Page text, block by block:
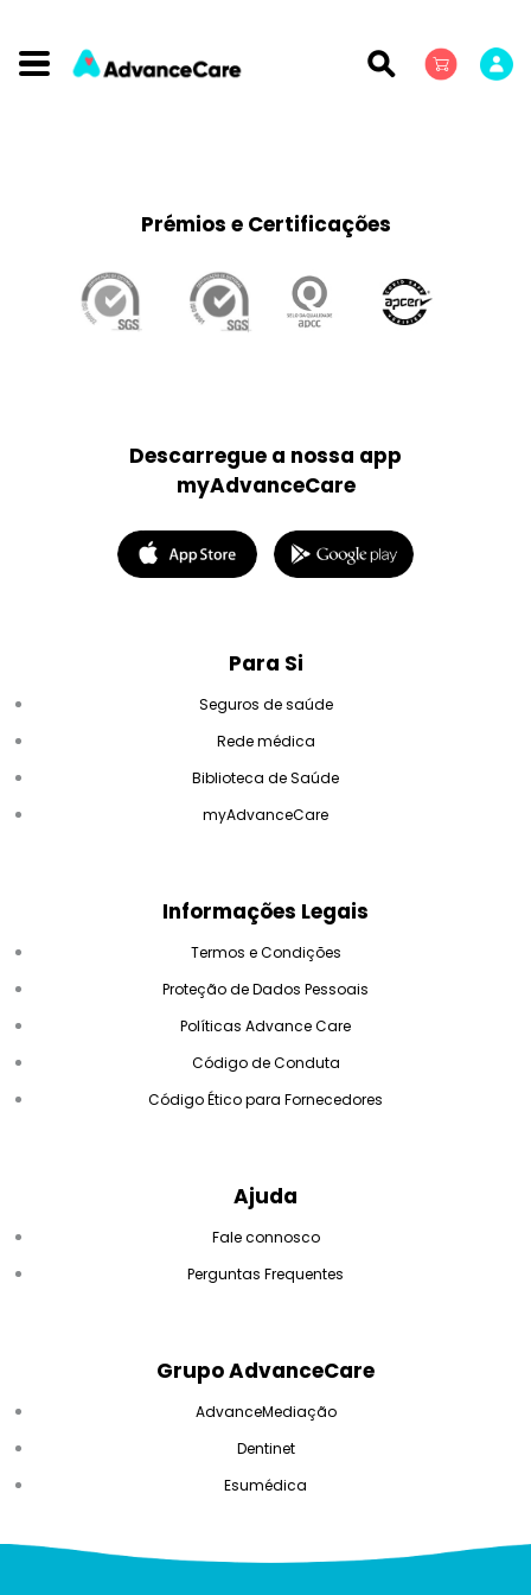
Para Si
Seguros de saúde
Rede médica
Biblioteca de Saúde
myAdvanceCare
Informações Legais
Termos e Condições
Proteção de Dados Pessoais
Políticas Advance Care
Código de Conduta
Código Ético para Fornecedores
Ajuda
Fale connosco
Perguntas Frequentes
Grupo AdvanceCare
AdvanceMediação
Dentinet
Esumédica
Descarregue a nossa app
myAdvanceCare
Prémios e Certificações